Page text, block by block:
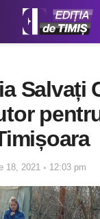
Salvați
18, 2021 ◦ 12:03 pm